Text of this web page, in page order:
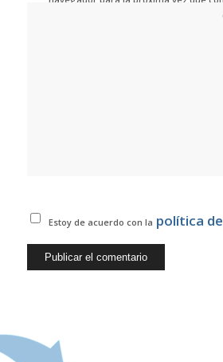
Estoy de acuerdo con la política